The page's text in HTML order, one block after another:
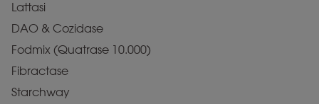
Lattasi
DAO & Cozidase
Fodmix (Quatrase 10.000)
Fibractase
Starchway